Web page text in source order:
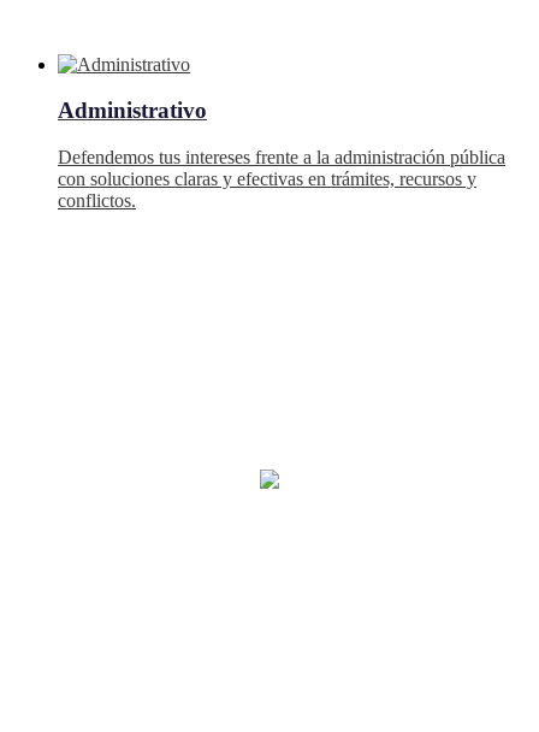
Administrativo
Defendemos tus intereses frente a la administración pública
con soluciones claras y efectivas en trámites, recursos y
conflictos.